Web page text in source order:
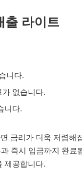
출 라이트
니다.
없습니다.
니다.
금리가 더욱 저렴해
즉시 입금까지 완
제공합니다.